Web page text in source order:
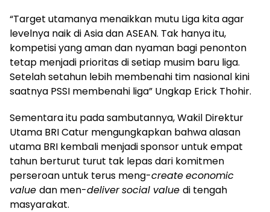
“Target utamanya menaikkan mutu Liga kita agar
levelnya naik di Asia dan ASEAN. Tak hanya itu,
kompetisi yang aman dan nyaman bagi penonton
tetap menjadi prioritas di setiap musim baru liga.
Setelah setahun lebih membenahi tim nasional kini
saatnya PSSI membenahi liga” Ungkap Erick Thohir.
Sementara itu pada sambutannya, Wakil Direktur
Utama BRI Catur mengungkapkan bahwa alasan
utama BRI kembali menjadi sponsor untuk empat
tahun berturut turut tak lepas dari komitmen
perseroan untuk terus meng-createeconomic
value dan men-deliversocial value di tengah
masyarakat.